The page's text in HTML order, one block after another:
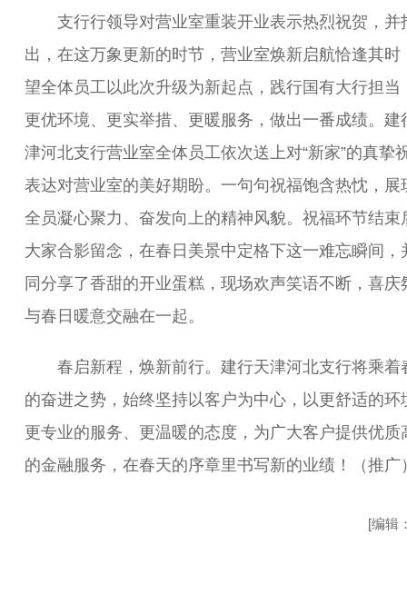
支行行领导对营业室重装开业表示热烈祝贺，并
出，在这万象更新的时节，营业室焕新启航恰逢其时
望全体员工以此次升级为新起点，践行国有大行担当
更优环境、更实举措、更暖服务，做出一番成绩。建
津河北支行营业室全体员工依次送上对“新家”的真挚
表达对营业室的美好期盼。一句句祝福饱含热忱，展
全员凝心聚力、奋发向上的精神风貌。祝福环节结束
大家合影留念，在春日美景中定格下这一难忘瞬间，
同分享了香甜的开业蛋糕，现场欢声笑语不断，喜庆
与春日暖意交融在一起。
春启新程，焕新前行。建行天津河北支行将乘着
的奋进之势，始终坚持以客户为中心，以更舒适的环
更专业的服务、更温暖的态度，为广大客户提供优质
的金融服务，在春天的序章里书写新的业绩！（推广
[编辑